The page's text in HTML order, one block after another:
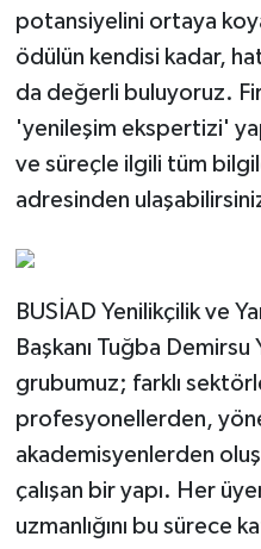
potansiyelini ortaya
ödülün kendisi kadar,
da değerli buluyoruz.
'yenileşim ekspertizi'
ve süreçle ilgili tüm
adresinden
BUSİAD Yenilikçilik ve
Başkanı Tuğba
grubumuz; farklı
profesyonellerden,
akademisyenlerden
çalışan bir yapı. Her
uzmanlığını bu sürece